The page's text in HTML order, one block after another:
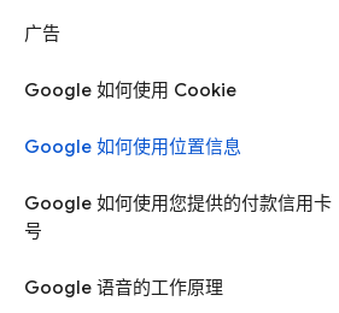
广告
Google 如何使用 Cookie
Google 如何使用位置信息
Google 如何使用您提供的付款信用卡
号
Google 语音的工作原理